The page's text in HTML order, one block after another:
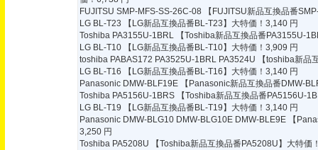
FUJITSU SMP-MFS-SS-26C-08
【FUJITSU新品互換品番
LG BL-T23
【LG新品互換品番BL-T23】大特価！3,140 円
Toshiba PA3155U-1BRL
【Toshiba新品互換品番PA3155U-
LG BL-T10
【LG新品互換品番BL-T10】大特価！3,909 円
toshiba PABAS172 PA3525U-1BRL PA3524U
【toshiba新品
LG BL-T16
【LG新品互換品番BL-T16】大特価！3,140 円
Panasonic DMW-BLF19E
【Panasonic新品互換品番DMW-
Toshiba PA5156U-1BRS
【Toshiba新品互換品番PA5156U-
LG BL-T19
【LG新品互換品番BL-T19】大特価！3,140 円
Panasonic DMW-BLG10 DMW-BLG10E DMW-BLE9E
【
3,250 円
Toshiba PA5208U
【Toshiba新品互換品番PA5208U】大特価